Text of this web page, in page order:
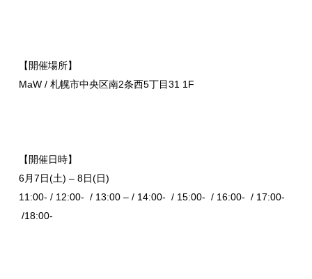
【開催場所】
MaW / 札幌市中央区南2条西5丁目31 1F
【開催日時】
6月7日(土) – 8日(日)
11:00- / 12:00- / 13:00 – / 14:00- / 15:00- / 16:00- / 17:00-
/18:00-